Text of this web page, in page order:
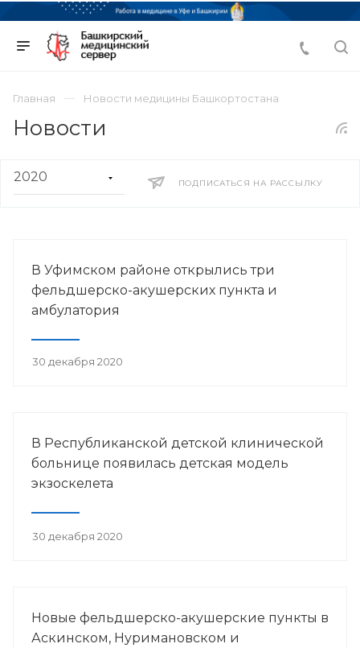
Главная Новости медицины Башкортостана
Новости
ПОДПИСАТЬСЯ НА РАССЫЛКУ
В Уфимском районе открылись три
фельдшерско-акушерских пункта и
амбулатория
30 декабря 2020
В Республиканской детской клинической
больнице появилась детская модель
экзоскелета
30 декабря 2020
Новые фельдшерско-акушерские пункты в
Аскинском, Нуримановском и